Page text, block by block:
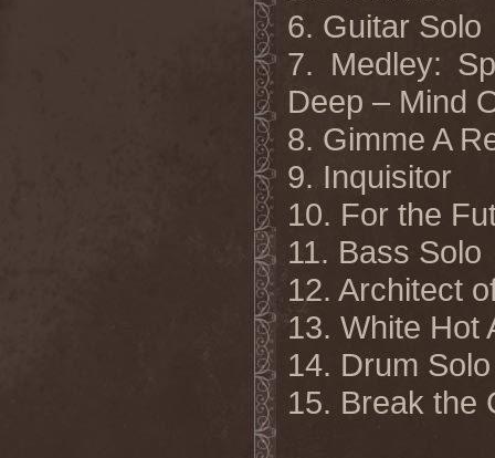
6. Guitar Solo
7. Medley:
Deep – Mind
8. Gimme A
9. Inquisitor
10. For the
11. Bass Solo
12. Architect
13. White Hot
14. Drum Solo
15. Break the